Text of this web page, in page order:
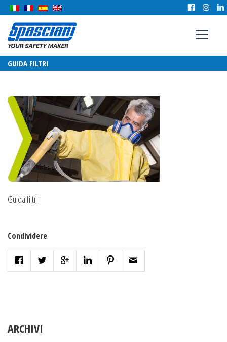
GUIDA FILTRI
Guida filtri
Condividere
ARCHIVI